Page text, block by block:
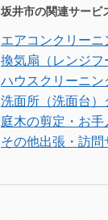
坂井市の関連サービ
エアコンクリーニ
換気扇（レンジ
ハウスクリーニン
洗面所（洗面台）
庭木の剪定・お手
その他出張・訪問